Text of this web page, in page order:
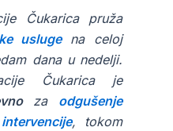
Čukarica pruža
uslugena celoj
dana u nedelji.
Čukarica je
za odgušenje
, tokom